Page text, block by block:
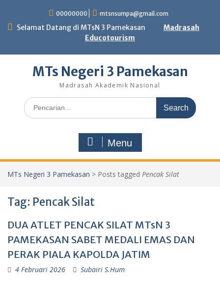
content
00000000 mtsnsumpa@gmail.com
Selamat Datang di MTsN 3 Pamekasan
Madrasah
Educotourism
MTs Negeri 3 Pamekasan
Madrasah Akademik Nasional
Search
for:
Menu
MTs Negeri 3 Pamekasan > Posts tagged Pencak Silat
Tag: Pencak Silat
DUA ATLET PENCAK SILAT MTsN 3
PAMEKASAN SABET MEDALI EMAS DAN
PERAK PIALA KAPOLDA JATIM
4 Februari 2026 Subairi S.Hum